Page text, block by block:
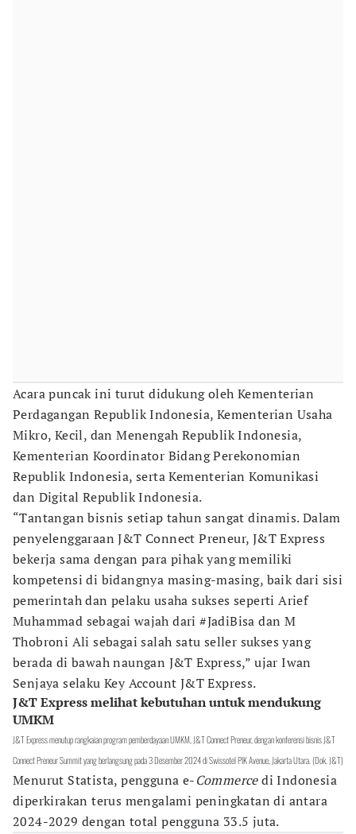
Acara puncak ini turut didukung oleh Kementerian
Perdagangan Republik Indonesia, Kementerian Usaha
Mikro, Kecil, dan Menengah Republik Indonesia,
Kementerian Koordinator Bidang Perekonomian
Republik Indonesia, serta Kementerian Komunikasi
dan Digital Republik Indonesia.
“Tantangan bisnis setiap tahun sangat dinamis. Dalam
penyelenggaraan J&T Connect Preneur, J&T Express
bekerja sama dengan para pihak yang memiliki
kompetensi di bidangnya masing-masing, baik dari sisi
pemerintah dan pelaku usaha sukses seperti Arief
Muhammad sebagai wajah dari #JadiBisa dan M
Thobroni Ali sebagai salah satu seller sukses yang
berada di bawah naungan J&T Express,” ujar Iwan
Senjaya selaku Key Account J&T Express.
J&T Express melihat kebutuhan untuk mendukung
UMKM
J&T Express menutup rangkaian program pemberdayaan UMKM, J&T Connect Preneur, dengan konferensi bisnis J&T
Connect Preneur Summit yang berlangsung pada 3 Desember 2024 di Swissotel PIK Avenue, Jakarta Utara. (Dok. J&T)
Menurut Statista, pengguna e-Commercedi Indonesia
diperkirakan terus mengalami peningkatan di antara
2024-2029 dengan total pengguna 33.5 juta.